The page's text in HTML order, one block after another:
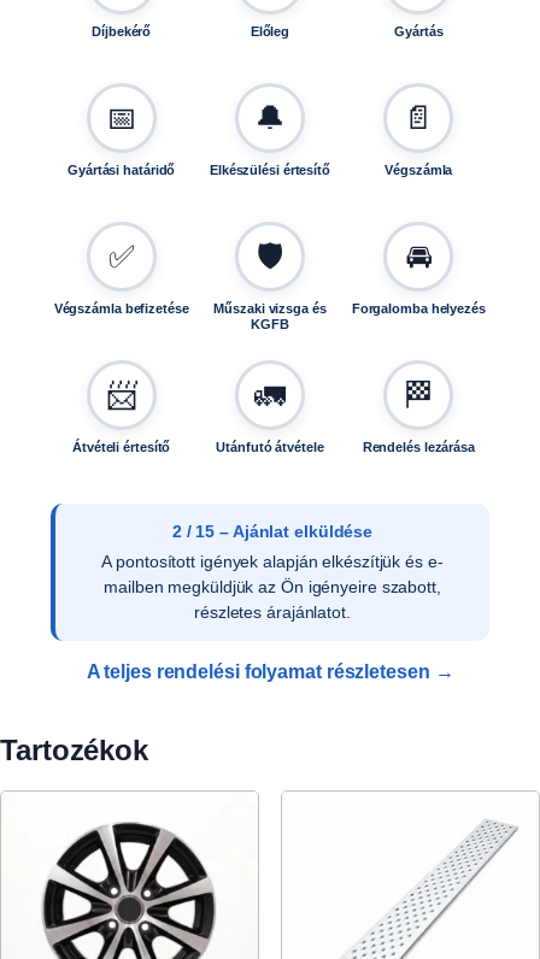
Díjbekérő Előleg Gyártás
📅
Gyártási határidő
🔔
Elkészülési értesítő
📄
Végszámla
✅
Végszámla befizetése
🛡️
Műszaki vizsga és
KGFB
🚘
Forgalomba helyezés
📨
Átvételi értesítő
🚛
Utánfutó átvétele
🏁
Rendelés lezárása
3 / 15 – Ajánlat elfogadása
Az ajánlat írásos elfogadását követően ellenőrizzük
a vevői adatokat, és rendelését rögzítjük
rendszerünkben.
A teljes rendelési folyamat részletesen →
Tartozékok